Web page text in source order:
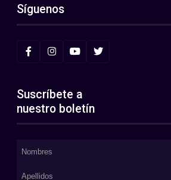
Síguenos
Suscríbete a
nuestro boletín